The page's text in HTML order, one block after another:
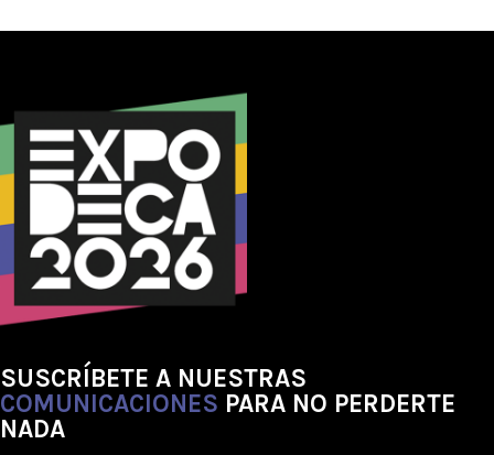
SUSCRÍBETE A NUESTRAS
COMUNICACIONES PARA NO PERDERTE
NADA